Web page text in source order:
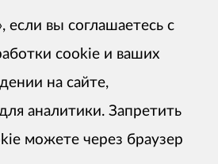
вы соглашаетесь с
cookie и ваших
на сайте,
аналитики. Запретить
можете через браузер